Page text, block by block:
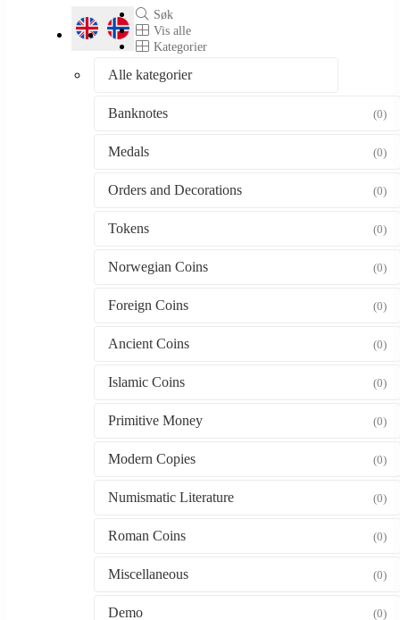
Søk
Vis alle
Kategorier
Alle kategorier
Banknotes (0)
Medals (0)
Orders and Decorations (0)
Tokens (0)
Norwegian Coins (0)
Foreign Coins (0)
Ancient Coins (0)
Islamic Coins (0)
Primitive Money (0)
Modern Copies (0)
Numismatic Literature (0)
Roman Coins (0)
Miscellaneous (0)
Demo (0)